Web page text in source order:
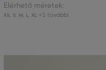
Elérhető méretek:
XS, S, M L XL +1 további